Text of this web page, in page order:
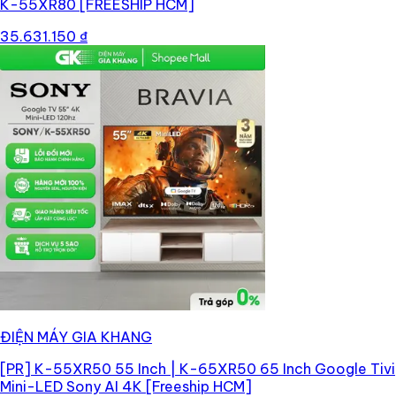
K-55XR80 [FREESHIP HCM]
35.631.150 ₫
ĐIỆN MÁY GIA KHANG
[PR] K-55XR50 55 Inch | K-65XR50 65 Inch Google Tivi
Mini-LED Sony AI 4K [Freeship HCM]